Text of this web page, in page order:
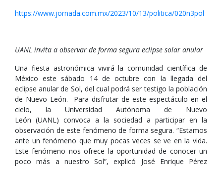
https://www.jornada.com.mx/2023/10/13/politica/020n3pol
UANL invita a observar de forma segura eclipse solar anular
Una fiesta astronómica vivirá la comunidad científica de
México este sábado 14 de octubre con la llegada del
eclipse anular de Sol, del cual podrá ser testigo la población
de Nuevo León. Para disfrutar de este espectáculo en el
cielo, la Universidad Autónoma de Nuevo
León (UANL) convoca a la sociedad a participar en la
observación de este fenómeno de forma segura. “Estamos
ante un fenómeno que muy pocas veces se ve en la vida.
Este fenómeno nos ofrece la oportunidad de conocer un
poco más a nuestro Sol”, explicó José Enrique Pérez